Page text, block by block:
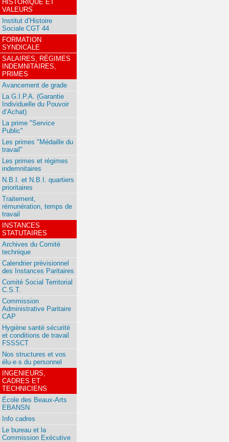
HISTORIQUE ET
VALEURS
Institut d’Histoire
Sociale CGT 44
FORMATION
SYNDICALE
SALAIRES, RÉGIMES
INDEMNITAIRES,
PRIMES
Avancement de grade
La G.I.P.A. (Garantie
Individuelle du Pouvoir
d’Achat)
La prime "Service
Public"
Les primes "Médaille du
travail"
Les primes et régimes
indemnitaires
N.B.I. et N.B.I. quartiers
prioritaires
Traitement,
rémunération, temps de
travail
INSTANCES
STATUTAIRES
Archives du Comité
technique
Calendrier prévisionnel
des Instances Paritaires
Comité Social Territorial
C.S.T.
Commission
Administrative Paritaire
CAP
Hygiène santé sécurité
et conditions de travail
FSSSCT
Nos structures et vos
élu·e·s du personnel
INGENIEURS,
CADRES ET
TECHNICIENS
École des Beaux-Arts
EBANSN
Info cadres
Le bureau et la
Commission Exécutive